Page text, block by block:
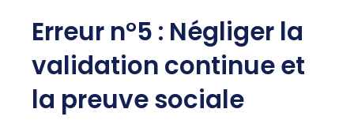
Erreur n°5 : Négliger la
validation continue et
la preuve sociale